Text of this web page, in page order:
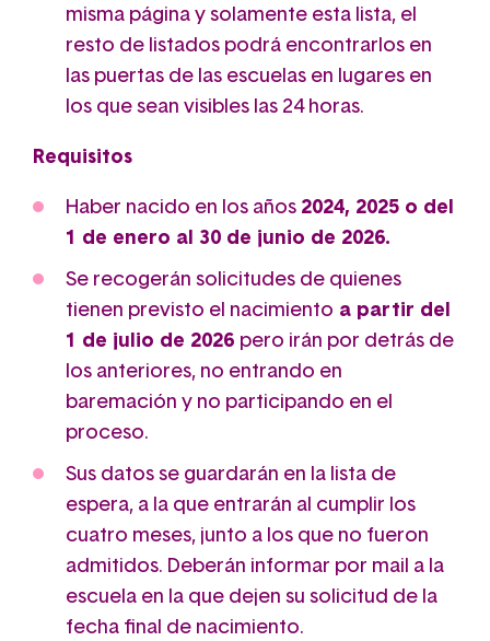
misma página y solamente esta lista, el
resto de listados podrá encontrarlos en
las puertas de las escuelas en lugares en
los que sean visibles las 24 horas.
Requisitos
Haber nacido en los años 2024, 2025 o del
1 de enero al 30 de junio de 2026.
Se recogerán solicitudes de quienes
tienen previsto el nacimiento a partir del
1 de julio de 2026 pero irán por detrás de
los anteriores, no entrando en
baremación y no participando en el
proceso.
Sus datos se guardarán en la lista de
espera, a la que entrarán al cumplir los
cuatro meses, junto a los que no fueron
admitidos. Deberán informar por mail a la
escuela en la que dejen su solicitud de la
fecha final de nacimiento.